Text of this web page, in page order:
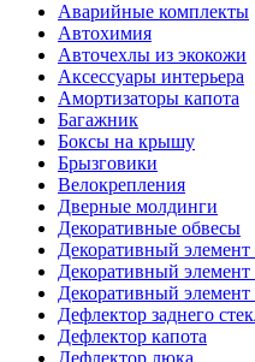
Аварийные комплекты
Автохимия
Авточехлы из экокожи
Аксессуары интерьера
Амортизаторы капота
Багажник
Боксы на крышу
Брызговики
Велокрепления
Дверные молдинги
Декоративные обвесы
Декоративный элемент
Декоративный
Декоративный элемент
Дефлектор заднего
Дефлектор капота
Дефлектор люка